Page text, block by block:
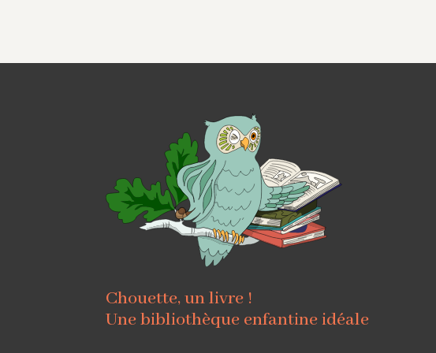
Chouette, un livre !
Une bibliothèque enfantine idéale